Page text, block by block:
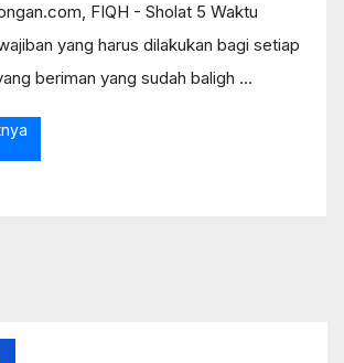
FIQH - Sholat 5 Waktu
yang harus dilakukan bagi setiap
beriman yang sudah baligh ...